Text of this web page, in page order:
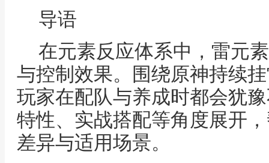
导语
在元素反应体系中，雷元
与控制效果。围绕原神持续
玩家在配队与养成时都会犹
特性、实战搭配等角度展开
差异与适用场景。